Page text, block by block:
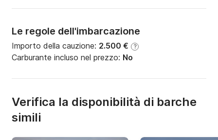
Le regole dell'imbarcazione
Importo della cauzione: 2.500 € ?
Carburante incluso nel prezzo: No
Verifica la disponibilità di barche
simili